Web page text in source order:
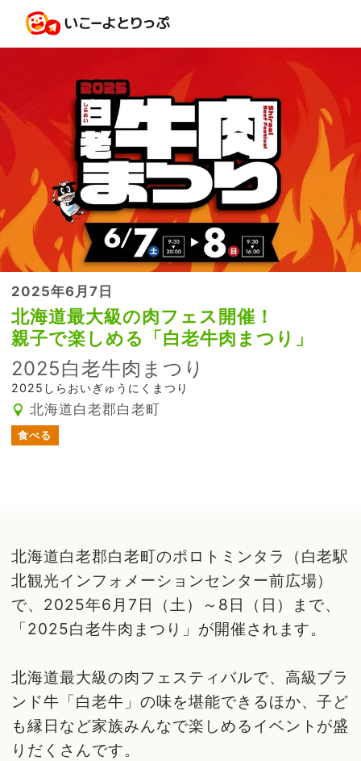
2025年6月7日
北海道最大級の肉フェス開催！
親子で楽しめる「白老牛肉まつり」
2025白老牛肉まつり
2025しらおいぎゅうにくまつり
北海道白老郡白老町
食べる
北海道白老郡白老町のポロトミンタラ（白老駅
北観光インフォメーションセンター前広場）
で、2025年6月7日（土）～8日（日）まで、
「2025白老牛肉まつり」が開催されます。
北海道最大級の肉フェスティバルで、高級ブラ
ンド牛「白老牛」の味を堪能できるほか、子ど
も縁日など家族みんなで楽しめるイベントが盛
りだくさんです。